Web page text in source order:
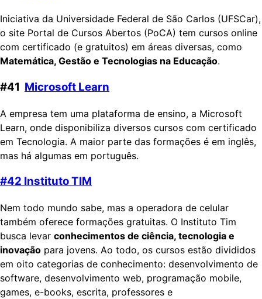
Iniciativa da Universidade Federal de São Carlos (UFSCar),
o site Portal de Cursos Abertos (PoCA) tem cursos online
com certificado (e gratuitos) em áreas diversas, como
Matemática, Gestão e Tecnologias na Educação.
#41 Microsoft Learn
A empresa tem uma plataforma de ensino, a Microsoft
Learn, onde disponibiliza diversos cursos com certificado
em Tecnologia. A maior parte das formações é em inglês,
mas há algumas em português.
#42 Instituto TIM
Nem todo mundo sabe, mas a operadora de celular
também oferece formações gratuitas. O Instituto Tim
busca levar conhecimentos de ciência, tecnologia e
inovação para jovens. Ao todo, os cursos estão divididos
em oito categorias de conhecimento: desenvolvimento de
software, desenvolvimento web, programação mobile,
games, e-books, escrita, professores e